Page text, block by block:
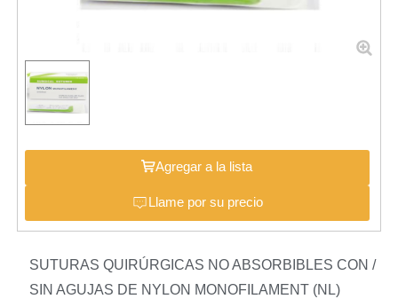
Agregar a la lista
Llame por su precio
SUTURAS QUIRÚRGICAS NO ABSORBIBLES CON /
SIN AGUJAS DE NYLON MONOFILAMENT (NL)